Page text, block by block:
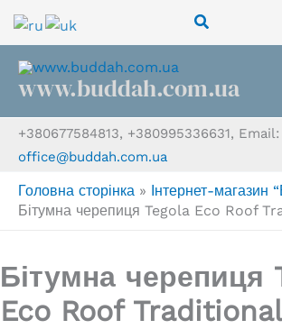
Перейти
до
вмісту
Пошук
www.buddah.com.ua
+380677584813, +380995336631, Email:
office@buddah.com.ua
Головна сторінка » Інтернет-магазин
Бітумна черепиця Tegola Eco Roof
Бітумна черепиця
Eco Roof